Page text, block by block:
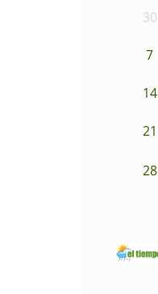
30
7
14
21
28